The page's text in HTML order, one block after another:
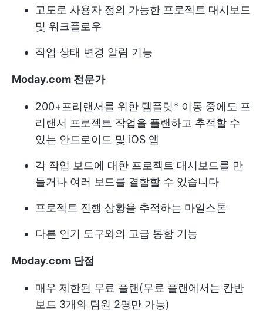
고도로 사용자 정의 가능한 프로젝트 대시보드
및 워크플로우
작업 상태 변경 알림 기능
Moday.com 전문가
200+프리랜서를 위한 템플릿* 이동 중에도 프
리랜서 프로젝트 작업을 플랜하고 추적할 수
있는 안드로이드 및 iOS 앱
각 작업 보드에 대한 프로젝트 대시보드를 만
들거나 여러 보드를 결합할 수 있습니다
프로젝트 진행 상황을 추적하는 마일스톤
다른 인기 도구와의 고급 통합 기능
Moday.com 단점
매우 제한된 무료 플랜(무료 플랜에서는 칸반
보드 3개와 팀원 2명만 가능)